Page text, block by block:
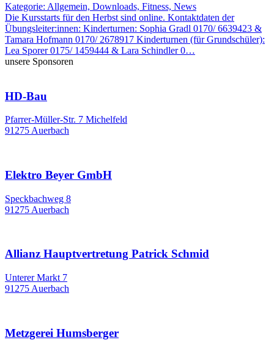
Kategorie: Allgemein, Downloads, Fitness, News
Die Kursstarts für den Herbst sind online. Kontaktdaten der
Übungsleiter:innen: Kinderturnen: Sophia Gradl 0170/ 6639423 &
Tamara Hofmann 0170/ 2678917 Kinderturnen (für Grundschüler):
Lea Sporer 0175/ 1459444 & Lara Schindler 0…
unsere Sponsoren
HD-Bau
Pfarrer-Müller-Str. 7 Michelfeld
91275 Auerbach
Elektro Beyer GmbH
Speckbachweg 8
91275 Auerbach
Allianz Hauptvertretung Patrick Schmid
Unterer Markt 7
91275 Auerbach
Metzgerei Humsberger